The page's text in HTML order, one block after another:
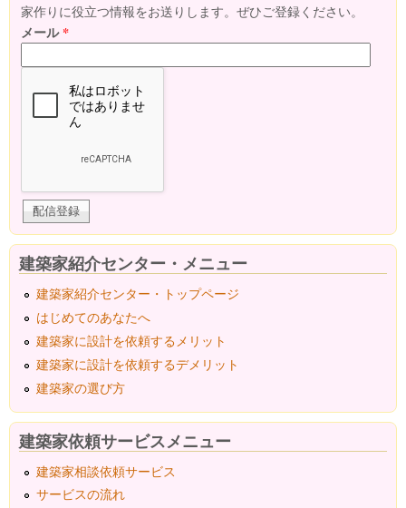
家作りに役立つ情報をお送りします。ぜひご登録ください。
メール*
建築家紹介センター・メニュー
建築家紹介センター・トップページ
はじめてのあなたへ
建築家に設計を依頼するメリット
建築家に設計を依頼するデメリット
建築家の選び方
建築家依頼サービスメニュー
建築家相談依頼サービス
サービスの流れ